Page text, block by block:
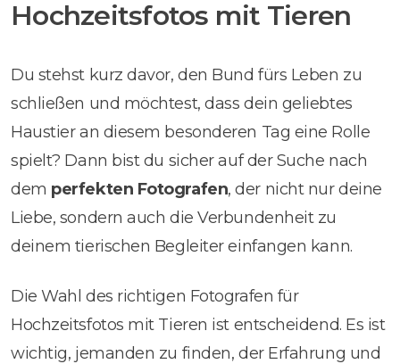
Hochzeitsfotos mit Tieren
Du stehst kurz davor, den Bund fürs Leben zu
schließen und möchtest, dass dein geliebtes
Haustier an diesem besonderen Tag eine Rolle
spielt? Dann bist du sicher auf der Suche nach
dem perfekten Fotografen, der nicht nur deine
Liebe, sondern auch die Verbundenheit zu
deinem tierischen Begleiter einfangen kann.
Die Wahl des richtigen Fotografen für
Hochzeitsfotos mit Tieren ist entscheidend. Es ist
wichtig, jemanden zu finden, der Erfahrung und